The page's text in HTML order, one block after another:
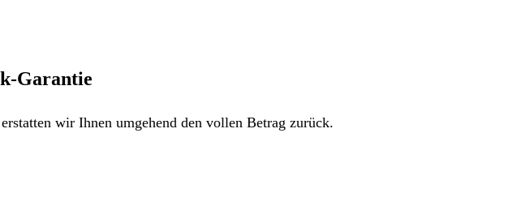
Garantie
wir Ihnen umgehend den vollen Betrag zurück.